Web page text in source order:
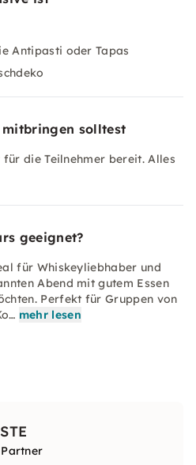
Antipasti oder Tapas
mitbringen solltest
die Teilnehmer bereit. Alles
geeignet?
für Whiskeyliebhaber und
Abend mit gutem Essen
Perfekt für Gruppen von
mehr lesen